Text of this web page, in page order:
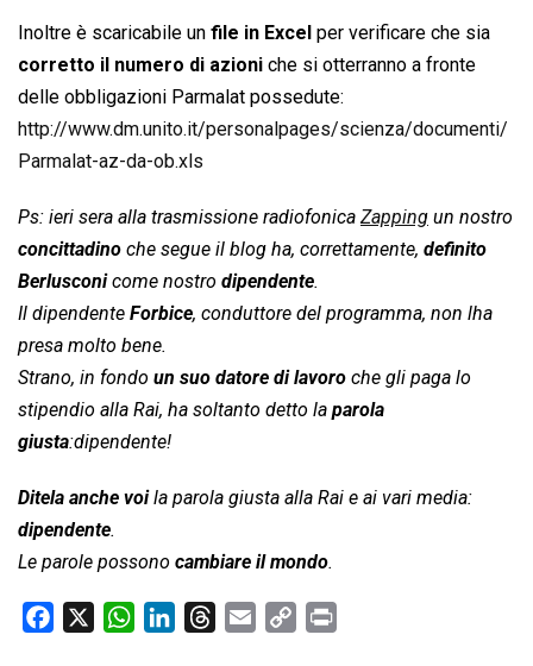
Inoltre è scaricabile un file in Excel per verificare che sia
corretto il numero di azioni che si otterranno a fronte
delle obbligazioni Parmalat possedute:
http://www.dm.unito.it/personalpages/scienza/documenti/
Parmalat-az-da-ob.xls
Ps: ieri sera alla trasmissione radiofonica Zapping un nostro
concittadino che segue il blog ha, correttamente, definito
Berlusconicome nostro dipendente.
Il dipendente Forbice, conduttore del programma, non lha
presa molto bene.
Strano, in fondo un suo datore di lavoro che gli paga lo
stipendio alla Rai, ha soltanto detto la parola
giusta:dipendente!
Ditela anche voila parola giusta alla Rai e ai vari media:
dipendente.
Le parole possono cambiare il mondo.
W